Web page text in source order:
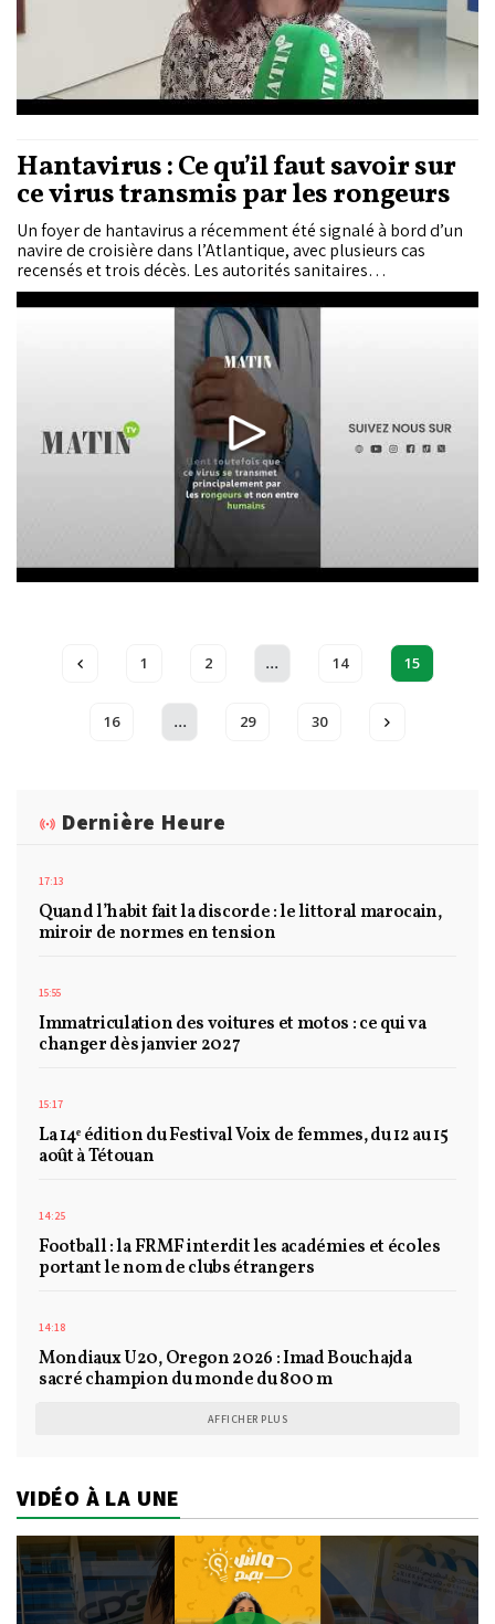
Hantavirus : Ce qu’il faut savoir sur
ce virus transmis par les rongeurs
Un foyer de hantavirus a récemment été signalé à bord d’un
navire de croisière dans l’Atlantique, avec plusieurs cas
recensés et trois décès. Les autorités sanitaires
internationales poursuivent leurs investigations pour
déterminer l’origine exacte de la contamination. Le virus
provoque généralement de la fièvre, des douleurs...
1 2 ... 14 15
16 ... 29 30
Dernière Heure
17:13
Quand l’habit fait la discorde : le littoral marocain,
miroir de normes en tension
15:55
Immatriculation des voitures et motos : ce qui va
changer dès janvier 2027
15:17
La 14ᵉ édition du Festival Voix de femmes, du 12 au 15
août à Tétouan
14:25
Football : la FRMF interdit les académies et écoles
portant le nom de clubs étrangers
14:18
Mondiaux U20, Oregon 2026 : Imad Bouchajda
sacré champion du monde du 800 m
AFFICHER PLUS
VIDÉO À LA UNE